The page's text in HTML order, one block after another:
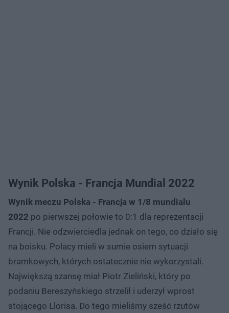
Wynik Polska - Francja Mundial 2022
Wynik meczu Polska - Francja w 1/8 mundialu
2022 po pierwszej połowie to 0:1 dla reprezentacji
Francji. Nie odzwierciedla jednak on tego, co działo się
na boisku. Polacy mieli w sumie osiem sytuacji
bramkowych, których ostatecznie nie wykorzystali.
Największą szansę miał Piotr Zieliński, który po
podaniu Bereszyńskiego strzelił i uderzył wprost
stojącego Llorisa. Do tego mieliśmy sześć rzutów